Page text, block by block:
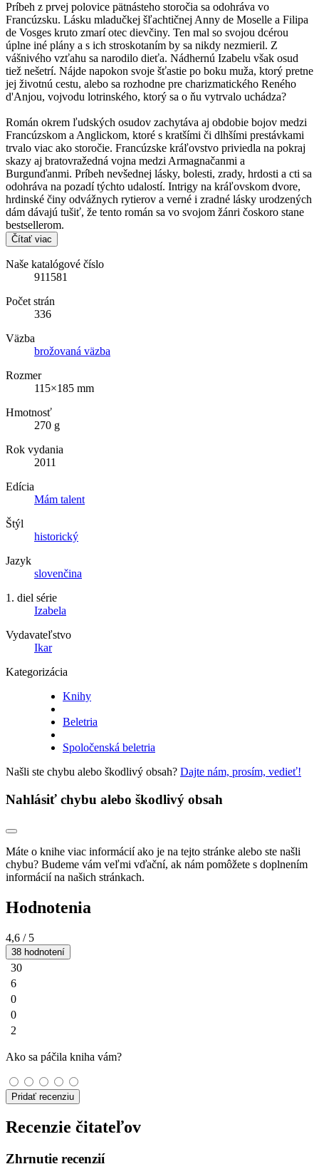
Príbeh z prvej polovice pätnásteho storočia sa odohráva vo
Francúzsku. Lásku mladučkej šľachtičnej Anny de Moselle a Filipa
de Vosges kruto zmarí otec dievčiny. Ten mal so svojou dcérou
úplne iné plány a s ich stroskotaním by sa nikdy nezmieril. Z
vášnivého vzťahu sa narodilo dieťa. Nádhernú Izabelu však osud
tiež nešetrí. Nájde napokon svoje šťastie po boku muža, ktorý pretne
jej životnú cestu, alebo sa rozhodne pre charizmatického Reného
d'Anjou, vojvodu lotrinského, ktorý sa o ňu vytrvalo uchádza?
Román okrem ľudských osudov zachytáva aj obdobie bojov medzi
Francúzskom a Anglickom, ktoré s kratšími či dlhšími prestávkami
trvalo viac ako storočie. Francúzske kráľovstvo priviedla na pokraj
skazy aj bratovražedná vojna medzi Armagnačanmi a
Burgunďanmi. Príbeh nevšednej lásky, bolesti, zrady, hrdosti a cti sa
odohráva na pozadí týchto udalostí. Intrigy na kráľovskom dvore,
hrdinské činy odvážnych rytierov a verné i zradné lásky urodzených
dám dávajú tušiť, že tento román sa vo svojom žánri čoskoro stane
bestsellerom.
Čítať viac
Naše katalógové číslo
911581
Počet strán
336
Väzba
brožovaná väzba
Rozmer
115×185 mm
Hmotnosť
270 g
Rok vydania
2011
Edícia
Mám talent
Štýl
historický
Jazyk
slovenčina
1. diel série
Izabela
Vydavateľstvo
Ikar
Kategorizácia
Knihy
Beletria
Spoločenská beletria
Našli ste chybu alebo škodlivý obsah? Dajte nám, prosím, vedieť!
Nahlásiť chybu alebo škodlivý obsah
Máte o knihe viac informácií ako je na tejto stránke alebo ste našli
chybu? Budeme vám veľmi vďační, ak nám pomôžete s doplnením
informácií na našich stránkach.
Hodnotenia
4,6 / 5
38 hodnotení
30
6
0
0
2
Ako sa páčila kniha vám?
Pridať recenziu
Recenzie čitateľov
Zhrnutie recenzií